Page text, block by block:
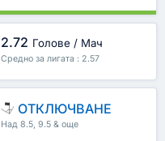
2.72 Голове / Мач
Средно за лигата : 2.57
ОТКЛЮЧВАНЕ
Над 8.5, 9.5 & още